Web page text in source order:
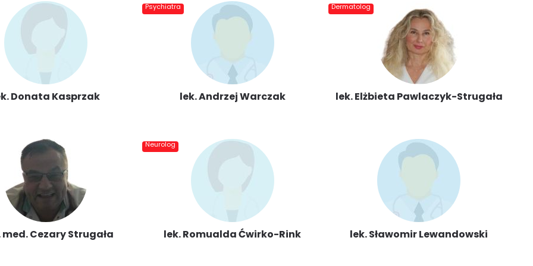
Donata Kasprzak
Psychiatra
lek. Andrzej Warczak
Dermatolog
lek. Elżbieta Pawlaczyk-Strugała
med. Cezary Strugała
Neurolog
lek. Romualda Ćwirko-Rink lek. Sławomir Lewandowski